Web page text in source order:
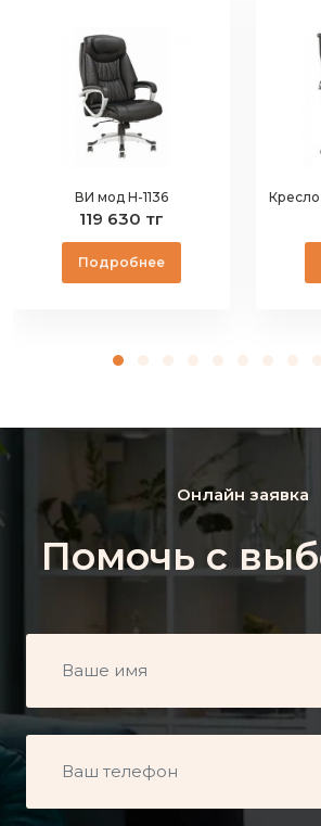
ВИ мод Н-1136
119 630 тг
Подробнее
Онлайн заявка
Помочь с